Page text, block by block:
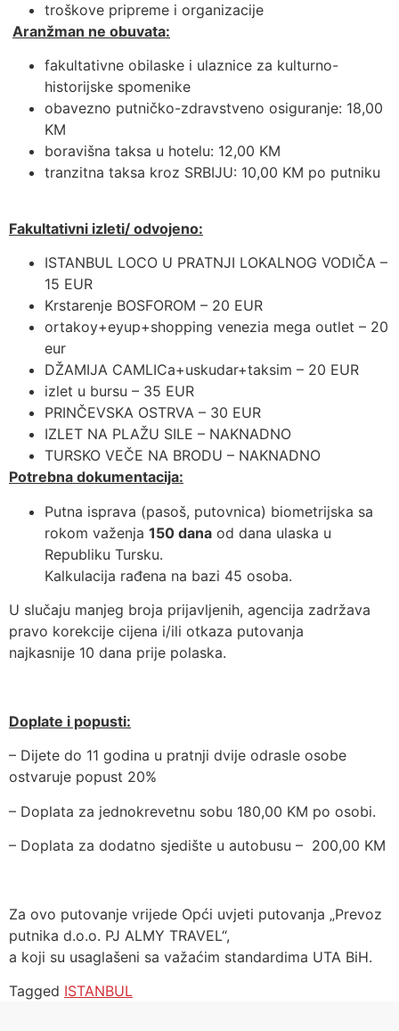
troškove pripreme i organizacije
Aranžman ne obuvata:
fakultativne obilaske i ulaznice za kulturno-
historijske spomenike
obavezno putničko-zdravstveno osiguranje: 18,00
KM
boravišna taksa u hotelu: 12,00 KM
tranzitna taksa kroz SRBIJU: 10,00 KM po putniku
Fakultativni izleti/ odvojeno:
ISTANBUL LOCO U PRATNJI LOKALNOG VODIČA –
15 EUR
Krstarenje BOSFOROM – 20 EUR
ortakoy+eyup+shopping venezia mega outlet – 20
eur
DŽAMIJA CAMLICa+uskudar+taksim – 20 EUR
izlet u bursu – 35 EUR
PRINČEVSKA OSTRVA – 30 EUR
IZLET NA PLAŽU SILE – NAKNADNO
TURSKO VEČE NA BRODU – NAKNADNO
Potrebna dokumentacija:
Putna isprava (pasoš, putovnica) biometrijska sa
rokom važenja 150 dana od dana ulaska u
Republiku Tursku.
Kalkulacija rađena na bazi 45 osoba.
U slučaju manjeg broja prijavljenih, agencija zadržava
pravo korekcije cijena i/ili otkaza putovanja
najkasnije 10 dana prije polaska.
Doplate i popusti:
– Dijete do 11 godina u pratnji dvije odrasle osobe
ostvaruje popust 20%
– Doplata za jednokrevetnu sobu 180,00 KM po osobi.
– Doplata za dodatno sjedište u autobusu – 200,00 KM
Za ovo putovanje vrijede Opći uvjeti putovanja „Prevoz
putnika d.o.o. PJ ALMY TRAVEL“,
a koji su usaglašeni sa važaćim standardima UTA BiH.
Tagged ISTANBUL